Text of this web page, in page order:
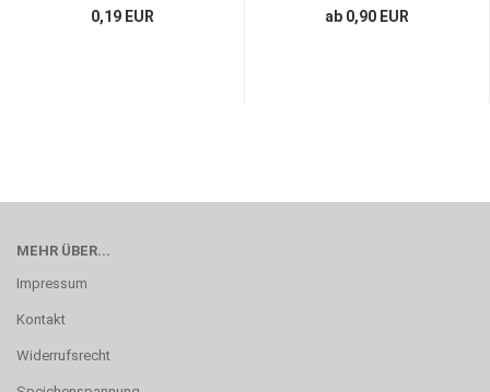
0,19 EUR ab 0,90 EUR
MEHR ÜBER...
Impressum
Kontakt
Widerrufsrecht